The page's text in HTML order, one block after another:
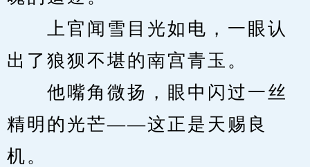
上官闻雪目光如电，一眼认
出了狼狈不堪的南宫青玉。
他嘴角微扬，眼中闪过一丝
精明的光芒——这正是天赐良
机。